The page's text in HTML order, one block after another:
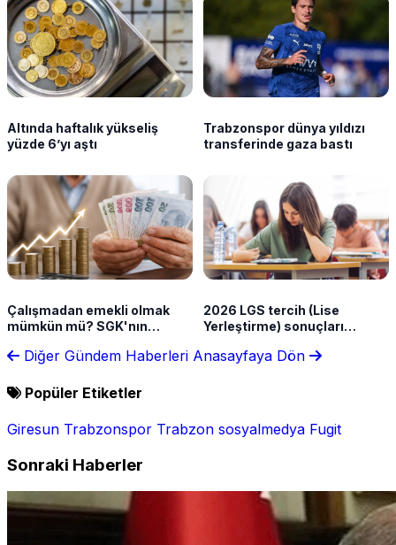
Altında haftalık yükseliş
yüzde 6’yı aştı
Trabzonspor dünya yıldızı
transferinde gaza bastı
Çalışmadan emekli olmak
mümkün mü? SGK'nın
2026 LGS tercih (Lise
Yerleştirme) sonuçları
Diğer Gündem Haberleri Anasayfaya Dön
Popüler Etiketler
Giresun Trabzonspor Trabzon sosyalmedya Fugit
Sonraki Haberler